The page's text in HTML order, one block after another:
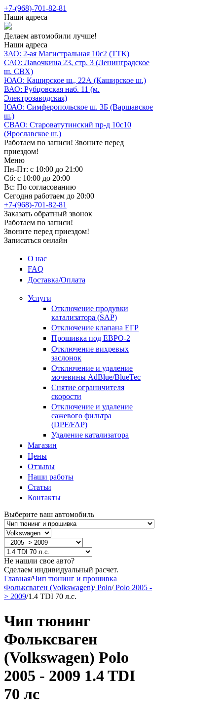
+7-(968)-701-82-81
Наши адреса
Делаем автомобили лучше!
Наши адреса
ЗАО: 2-ая Магистральная 10с2 (ТТК)
САО: Лавочкина 23, стр. 3 (Ленинградское
ш. СВХ)
ЮАО: Каширское ш., 22А (Каширское ш.)
ВАО: Рубцовская наб. 11 (м.
Электрозаводская)
ЮАО: Симферопольское ш. 3Б (Варшавское
ш.)
СВАО: Староватутинский пр-д 10с10
(Ярославское ш.)
Работаем по записи! Звоните перед
приездом!
Меню
Пн-Пт: с 10:00 до 21:00
Сб: с 10:00 до 20:00
Вс: По согласованию
Сегодня работаем до 20:00
+7-(968)-701-82-81
Заказать обратный звонок
Работаем по записи!
Звоните перед приездом!
Записаться онлайн
О нас
FAQ
Доставка/Оплата
Услуги
Отключение продувки
катализатора (SAP)
Отключение клапана ЕГР
Прошивка под ЕВРО-2
Отключение вихревых
заслонок
Отключение и удаление
мочевины AdBlue/BlueTec
Снятие ограничителя
скорости
Отключение и удаление
сажевого фильтра
(DPF/FAP)
Удаление катализатора
Магазин
Цены
Отзывы
Наши работы
Статьи
Контакты
Выберите ваш автомобиль
Не нашли свое авто?
Сделаем индивидуальный расчет.
Главная/Чип тюнинг и прошивка
Фольксваген (Volkswagen)/Polo/Polo 2005 -
> 2009/1.4 TDI 70 л.с.
Чип тюнинг
Фольксваген
(Volkswagen) Polo
2005 - 2009 1.4 TDI
70 лс